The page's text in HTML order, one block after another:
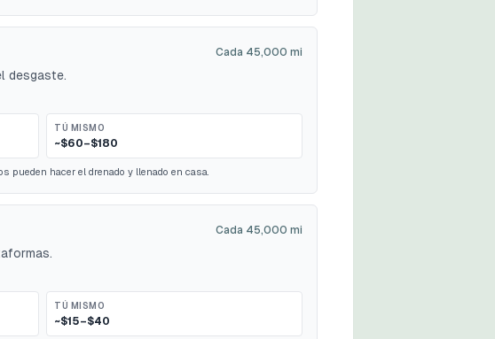
Cada 45,000 mi
desgaste.
TÚ MISMO
~$60–$180
hacer el drenado y llenado en casa.
Cada 45,000 mi
TÚ MISMO
~$15–$40